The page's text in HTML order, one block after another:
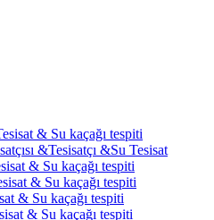
& Su kaçağı tespiti
&Tesisatçı &Su Tesisat
& Su kaçağı tespiti
& Su kaçağı tespiti
& Su kaçağı tespiti
& Su kaçağı tespiti